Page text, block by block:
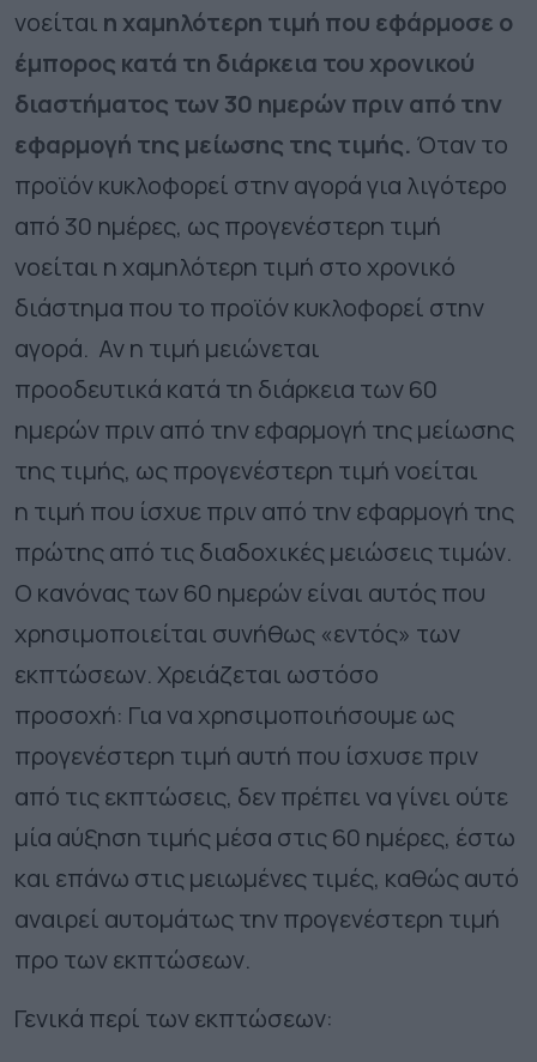
νοείται η χαμηλότερη τιμή που εφάρμοσε ο
έμπορος κατά τη διάρκεια του χρονικού
διαστήματος των 30 ημερών πριν από την
εφαρμογή της μείωσης της τιμής. Όταν το
προϊόν κυκλοφορεί στην αγορά για λιγότερο
από 30 ημέρες, ως προγενέστερη τιμή
νοείται η χαμηλότερη τιμή στο χρονικό
διάστημα που το προϊόν κυκλοφορεί στην
αγορά. Αν η τιμή μειώνεται
προοδευτικά κατά τη διάρκεια των 60
ημερών πριν από την εφαρμογή της μείωσης
της τιμής, ως προγενέστερη τιμή νοείται
η τιμή που ίσχυε πριν από την εφαρμογή της
πρώτης από τις διαδοχικές μειώσεις τιμών.
Ο κανόνας των 60 ημερών είναι αυτός που
χρησιμοποιείται συνήθως «εντός» των
εκπτώσεων. Χρειάζεται ωστόσο
προσοχή: Για να χρησιμοποιήσουμε ως
προγενέστερη τιμή αυτή που ίσχυσε πριν
από τις εκπτώσεις, δεν πρέπει να γίνει ούτε
μία αύξηση τιμής μέσα στις 60 ημέρες, έστω
και επάνω στις μειωμένες τιμές, καθώς αυτό
αναιρεί αυτομάτως την προγενέστερη τιμή
προ των εκπτώσεων.
Γενικά περί των εκπτώσεων: